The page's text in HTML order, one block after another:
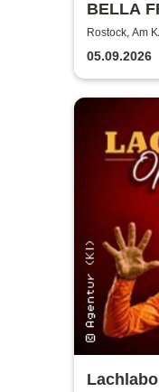
BELLA
Kultur
Rostock, Am
05.09.2026